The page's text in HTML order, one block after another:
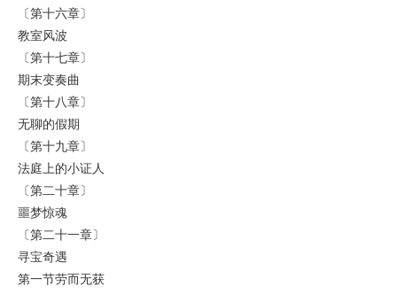
〔第十六章〕
教室风波
〔第十七章〕
期末变奏曲
〔第十八章〕
无聊的假期
〔第十九章〕
法庭上的小证人
〔第二十章〕
噩梦惊魂
〔第二十一章〕
寻宝奇遇
第一节劳而无获